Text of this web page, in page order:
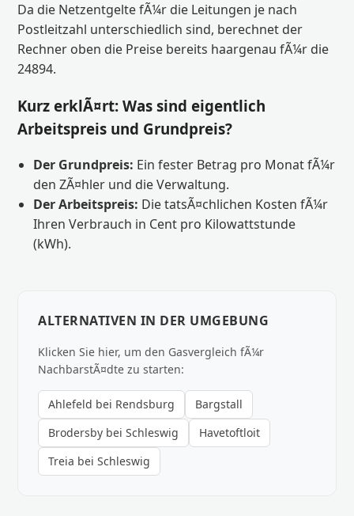
Da die Netzentgelte fÃ¼r die Leitungen je nach
Postleitzahl unterschiedlich sind, berechnet der
Rechner oben die Preise bereits haargenau fÃ¼r die
24894.
Kurz erklÃ¤rt: Was sind eigentlich
Arbeitspreis und Grundpreis?
Der Grundpreis: Ein fester Betrag pro Monat fÃ¼r
den ZÃ¤hler und die Verwaltung.
Der Arbeitspreis: Die tatsÃ¤chlichen Kosten fÃ¼r
Ihren Verbrauch in Cent pro Kilowattstunde
(kWh).
ALTERNATIVEN IN DER UMGEBUNG
Klicken Sie hier, um den Gasvergleich fÃ¼r
NachbarstÃ¤dte zu starten:
Ahlefeld bei Rendsburg
Bargstall
Brodersby bei Schleswig
Havetoftloit
Treia bei Schleswig